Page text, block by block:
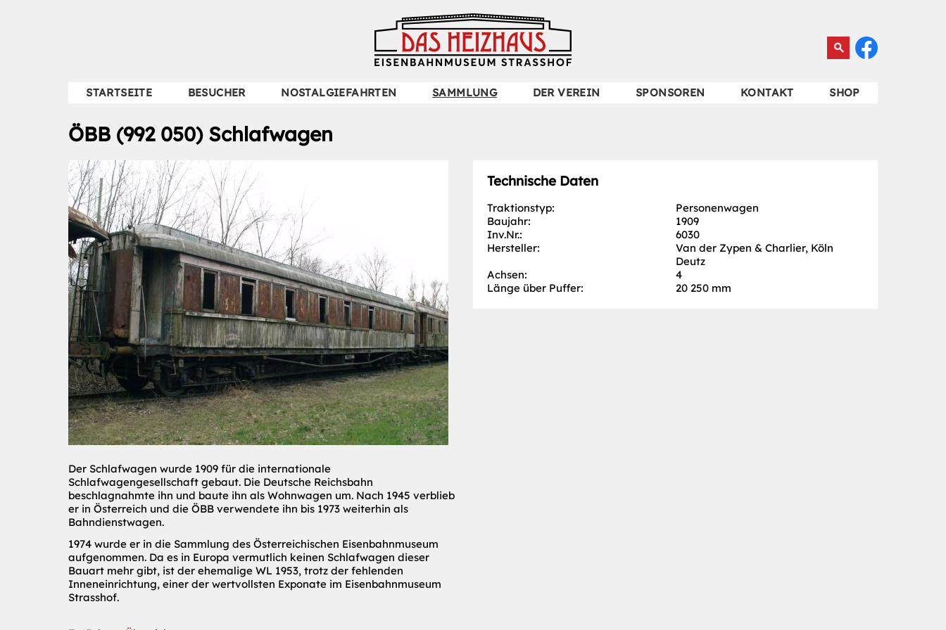
Navigation
überspringen
STARTSEITE BESUCHER NOSTALGIEFAHRTEN SAMMLUNG DER VEREIN SPONSOREN KONTAKT SHOP
ÖBB (992 050) Schlafwagen
Der Schlafwagen wurde 1909 für die internationale
Schlafwagengesellschaft gebaut. Die Deutsche Reichsbahn
beschlagnahmte ihn und baute ihn als Wohnwagen um. Nach 1945 verblieb
er in Österreich und die ÖBB verwendete ihn bis 1973 weiterhin als
Bahndienstwagen.
1974 wurde er in die Sammlung des Österreichischen Eisenbahnmuseum
aufgenommen. Da es in Europa vermutlich keinen Schlafwagen dieser
Bauart mehr gibt, ist der ehemalige WL 1953, trotz der fehlenden
Inneneinrichtung, einer der wertvollsten Exponate im Eisenbahnmuseum
Strasshof.
Technische Daten
Traktionstyp:
Personenwagen
Baujahr:
1909
Inv.Nr.:
6030
Hersteller:
Van der Zypen & Charlier, Köln
Deutz
Achsen:
4
Länge über Puffer:
20 250 mm